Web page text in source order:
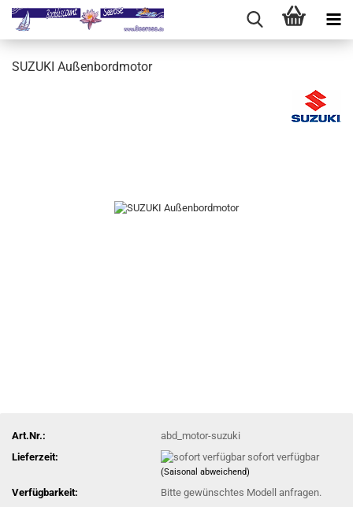
SUZUKI Außenbordmotor
Art.Nr.:
abd_motor-suzuki
Lieferzeit:
sofort verfügbar
(Saisonal abweichend)
Verfügbarkeit: Bitte gewünschtes Modell anfragen.